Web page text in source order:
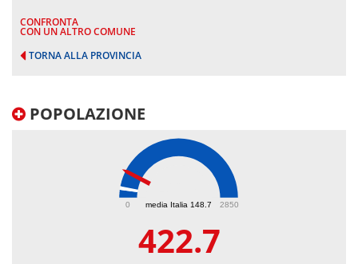
CONFRONTA
CON UN ALTRO COMUNE
TORNA ALLA PROVINCIA
POPOLAZIONE
media Italia 148.7
0 2850
422.7